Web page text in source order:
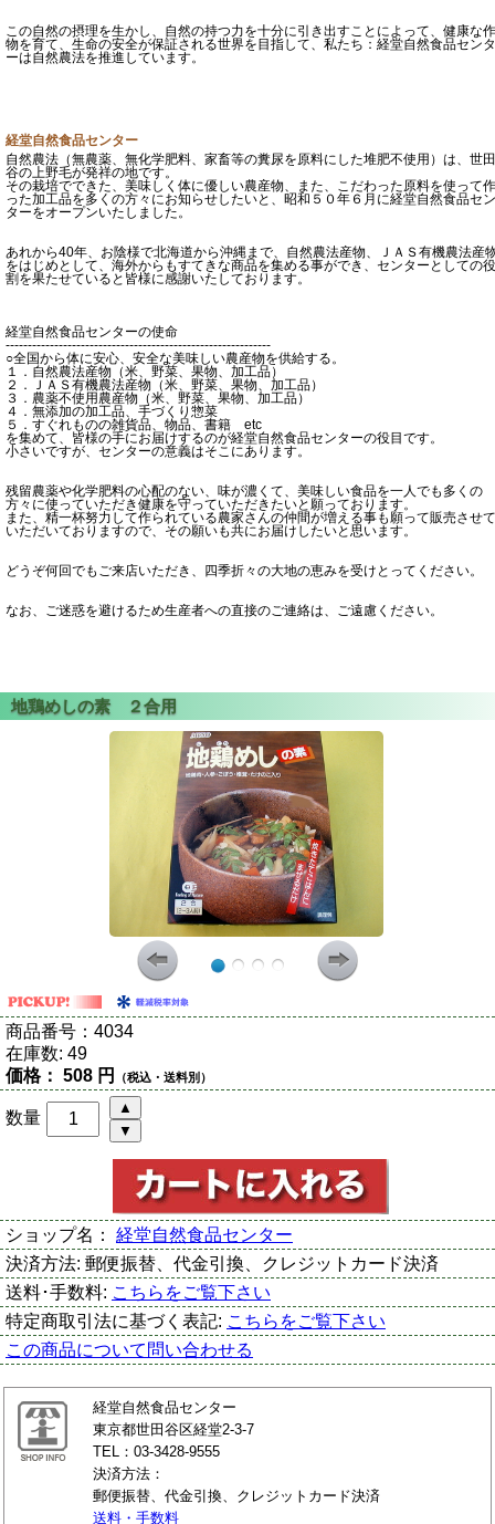
この自然の摂理を生かし、自然の持つ力を十分に引き出すことによって、健康な作
物を育て、生命の安全が保証される世界を目指して、私たち：経堂自然食品センタ
ーは自然農法を推進しています。
経堂自然食品センター
自然農法（無農薬、無化学肥料、家畜等の糞尿を原料にした堆肥不使用）は、世田
谷の上野毛が発祥の地です。
その栽培でできた、美味しく体に優しい農産物、また、こだわった原料を使って作
った加工品を多くの方々にお知らせしたいと、昭和５０年６月に経堂自然食品セン
ターをオープンいたしました。
あれから40年、お陰様で北海道から沖縄まで、自然農法産物、ＪＡＳ有機農法産
をはじめとして、海外からもすてきな商品を集める事ができ、センターとしての役
割を果たせていると皆様に感謝いたしております。
経堂自然食品センターの使命
------------------------------------------------------------
○全国から体に安心、安全な美味しい農産物を供給する。
１．自然農法産物（米、野菜、果物、加工品）
２．ＪＡＳ有機農法産物（米、野菜、果物、加工品）
３．農薬不使用農産物（米、野菜、果物、加工品）
４．無添加の加工品、手づくり惣菜
５．すぐれものの雑貨品、物品、書籍 etc
を集めて、皆様の手にお届けするのが経堂自然食品センターの役目です。
小さいですが、センターの意義はそこにあります。
残留農薬や化学肥料の心配のない、味が濃くて、美味しい食品を一人でも多くの
方々に使っていただき健康を守っていただきたいと願っております。
また、精一杯努力して作られている農家さんの仲間が増える事も願って販売させて
いただいておりますので、その願いも共にお届けしたいと思います。
どうぞ何回でもご来店いただき、四季折々の大地の恵みを受けとってください。
なお、ご迷惑を避けるため生産者への直接のご連絡は、ご遠慮ください。
商品番号： 4034
在庫数: 49
価格： 508 円 （税込・送料別）
数量
ショップ名： 経堂自然食品センター
決済方法: 郵便振替、代金引換、クレジットカード決済
送料･手数料: こちらをご覧下さい
特定商取引法に基づく表記: こちらをご覧下さい
この商品について問い合わせる
経堂自然食品センター
東京都世田谷区経堂2-3-7
TEL：03-3428-9555
決済方法：
郵便振替、代金引換、クレジットカード決済
送料・手数料